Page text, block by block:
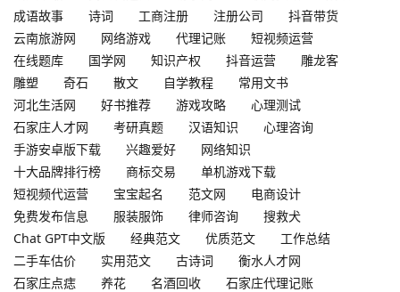
成语故事
诗词 工商注册 注册公司
抖音带货
云南旅游网
网络游戏 代理记账
短视频运营
在线题库
国学网 知识产权 抖音运营
雕龙客
雕塑
奇石 散文 自学教程
常用文书
河北生活网
好书推荐 游戏攻略
心理测试
石家庄人才网
考研真题 汉语知识
心理咨询
手游安卓版下载
兴趣爱好
网络知识
十大品牌排行榜
商标交易
单机游戏下载
短视频代运营
宝宝起名 范文网
电商设计
免费发布信息
服装服饰 律师咨询
搜救犬
Chat GPT中文版
经典范文 优质范文
工作总结
二手车估价
实用范文 古诗词
衡水人才网
石家庄点痣
养花 名酒回收
石家庄代理记账